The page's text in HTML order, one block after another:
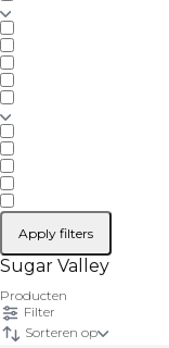
Apply filters
Sugar Valley
Producten
Filter
Sorteren op